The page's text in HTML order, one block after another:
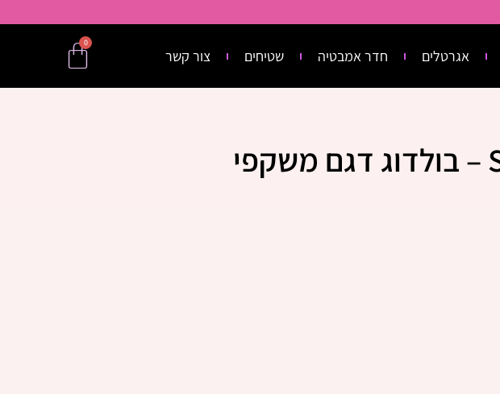
אגרטלים חדר אמבטיה שטיחים צור קשר
0
Sunglasses – בולדוג דגם משקפי